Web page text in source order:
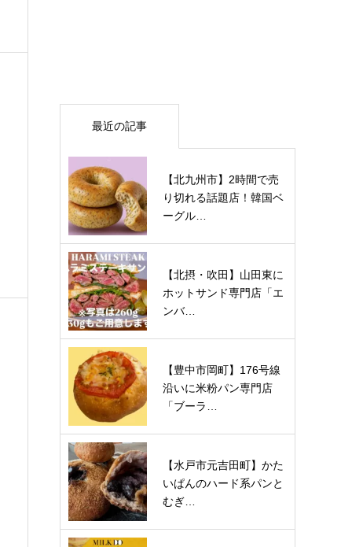
最近の記事
【北九州市】2時間で売
り切れる話題店！韓国ベ
ーグル…
【北摂・吹田】山田東に
ホットサンド専門店「エ
ンバ…
【豊中市岡町】176号線
沿いに米粉パン専門店
「ブーラ…
【水戸市元吉田町】かた
いぱんのハード系パンと
むぎ…